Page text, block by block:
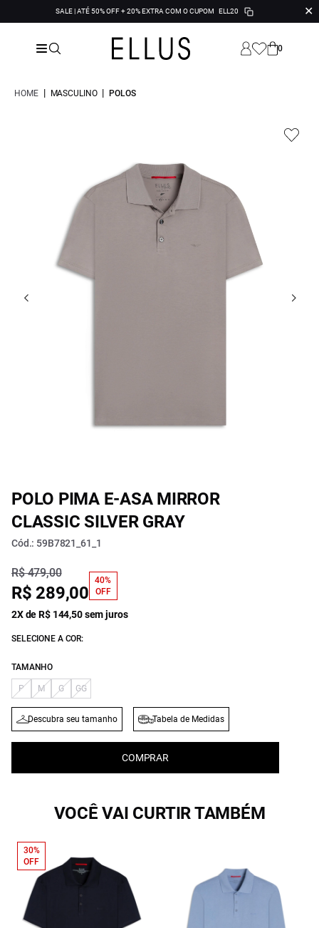
SALE | ATÉ 50% OFF + 20% EXTRA COM O CUPOM ELL20 ✕
0
HOME | MASCULINO | POLOS
POLO PIMA E-ASA MIRROR
CLASSIC SILVER GRAY
Cód.: 59B7821_61_1
R$ 479,00
R$ 289,00
40%
OFF
2X de R$ 144,50 sem juros
SELECIONE A COR:
TAMANHO
P M G GG
Descubra seu tamanho Tabela de Medidas
COMPRAR
VOCÊ VAI CURTIR TAMBÉM
30%
OFF